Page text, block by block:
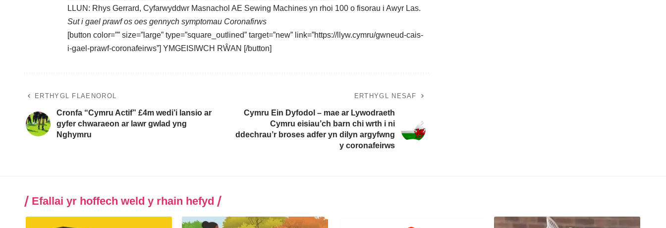
LLUN: Rhys Gerrard, Cyfarwyddwr Masnachol AE Sewing Machines yn rhoi 100 o fisorau i Awyr Las.
Sut i gael prawf os oes gennych symptomau Coronafirws
[button color=”” size=”large” type=”square_outlined” target=”new” link=”https://llyw.cymru/gwneud-cais-
i-gael-prawf-coronafeirws”] YMGEISIWCH RŴAN [/button]
ERTHYGL FLAENOROL
Cronfa “Cymru Actif” £4m wedi’i lansio ar
gyfer chwaraeon ar lawr gwlad yng
Nghymru
ERTHYGL NESAF
Cymru Ein Dyfodol – mae ar Lywodraeth
Cymru eisiau’ch barn chi wrth i ni
ddechrau’r broses adfer yn dilyn argyfwng
y coronafeirws
Efallai yr hoffech weld y rhain hefyd